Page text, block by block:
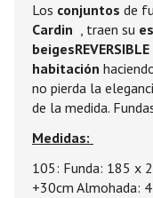
Los conjuntos de
Cardin , traen su
beigesREVERSIBLE
habitación
no pierda la
de la medida.
Medidas:
105: Funda: 185 x
+30cm Almohada: